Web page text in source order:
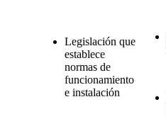
Legislación que
establece
normas de
funcionamiento
e instalación